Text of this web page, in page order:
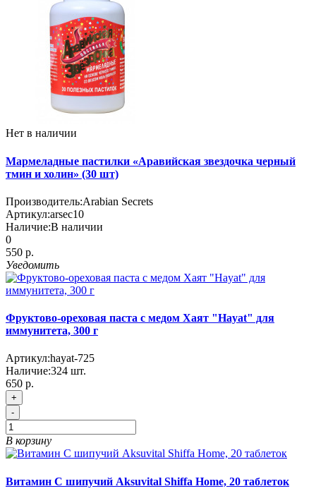
Нет в наличии
Мармеладные пастилки «Аравийская звездочка черный
тмин и холин» (30 шт)
Производитель:Arabian Secrets
Артикул:arsec10
Наличие:В наличии
0
550 р.
Уведомить
Фруктово-ореховая паста с медом Хаят "Hayat" для
иммунитета, 300 г
Артикул:hayat-725
Наличие:324 шт.
650 р.
+
-
В корзину
Витамин С шипучий Aksuvital Shiffa Home, 20 таблеток